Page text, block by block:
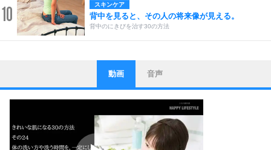
10 スキンケア
背中を見ると、その人の将来像が見える。
背中のにきびを治す30の方法
1
ストレス対策
他人と比べない。
いっそのこと、他人を見ない。
いらいらしない人になる30の方法
プラス思考
ポジティブになれない原因は、行動しないから。
動画 音声